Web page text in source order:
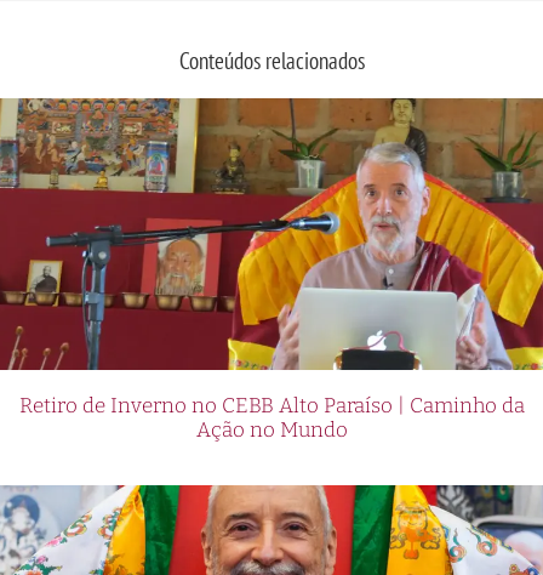
Conteúdos relacionados
Retiro de Inverno no CEBB Alto Paraíso | Caminho da
Ação no Mundo